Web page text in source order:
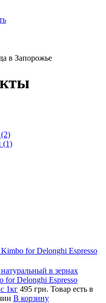
в Запорожье
(1)
for Delonghi Espresso
в зернах
for Delonghi Espresso
1кг 495 грн. Товар есть в
В корзину